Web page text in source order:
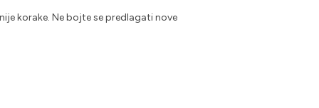
korake. Ne bojte se predlagati nove